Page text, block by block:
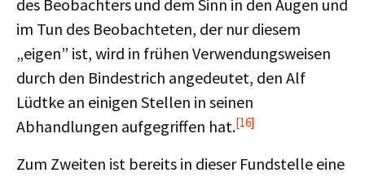
des Beobachters und dem Sinn in den Augen und
im Tun des Beobachteten, der nur diesem
„eigen” ist, wird in frühen Verwendungsweisen
durch den Bindestrich angedeutet, den Alf
Lüdtke an einigen Stellen in seinen
Abhandlungen aufgegriffen hat.[16]
Zum Zweiten ist bereits in dieser Fundstelle eine